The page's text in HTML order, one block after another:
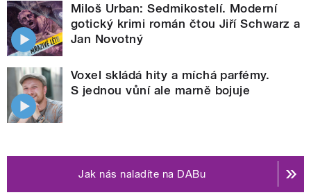
Miloš Urban: Sedmikostelí. Moderní
gotický krimi román čtou Jiří Schwarz a
Jan Novotný
Voxel skládá hity a míchá parfémy.
S jednou vůní ale marně bojuje
Jak nás naladíte na DABu